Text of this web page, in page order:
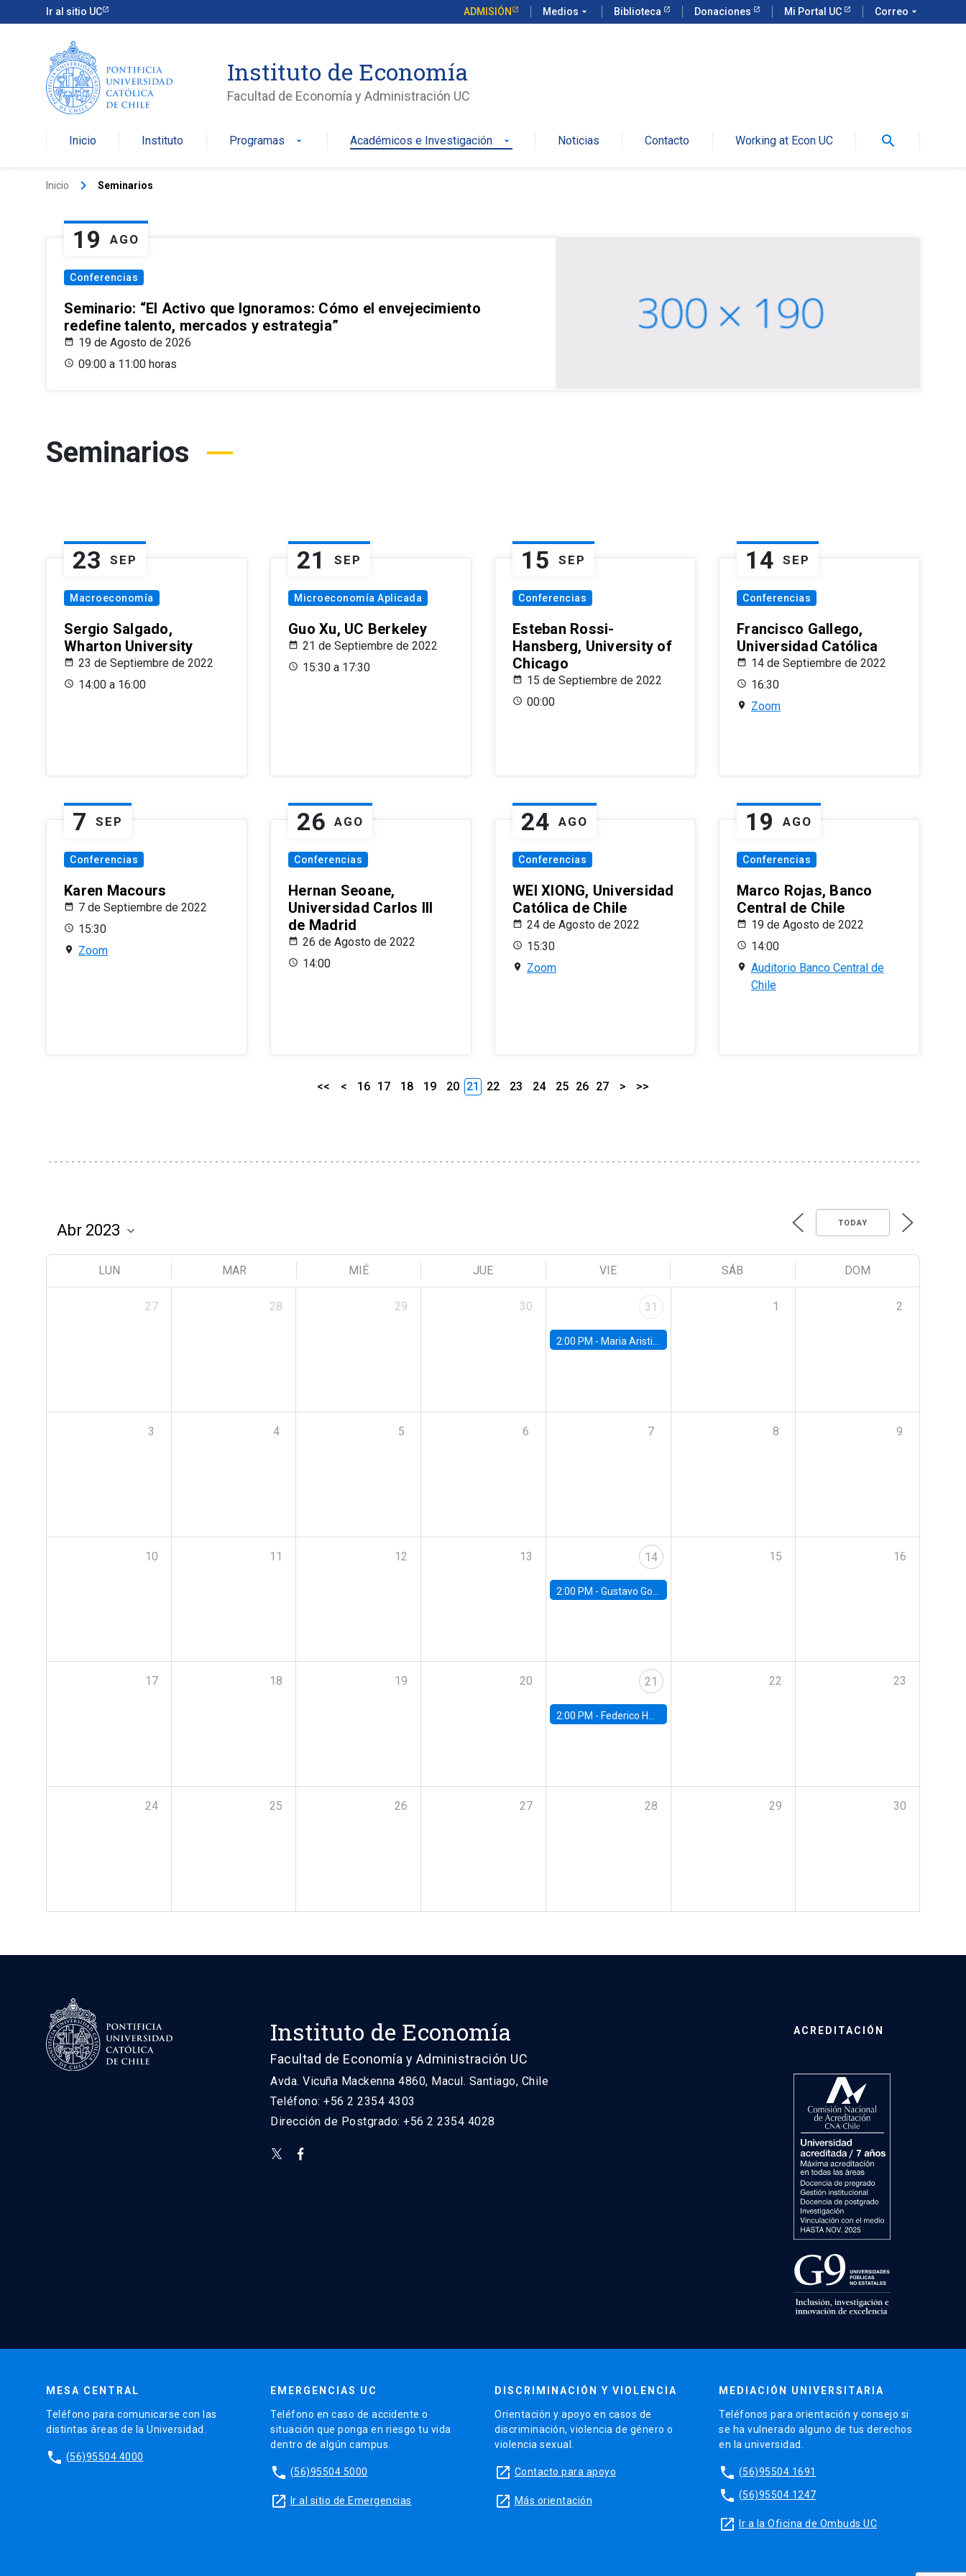
Ir al sitio UC ADMISIÓN Medios arrow_drop_down Biblioteca Donaciones Mi Portal UC Correo arrow_drop_down
Instituto de Economía
Facultad de Economía y Administración UC
Inicio Instituto Programas arrow_drop_down Académicos e Investigación arrow_drop_down Noticias Contacto Working at Econ UC search
Inicio keyboard_arrow_right Seminarios
19 AGO
Conferencias
Seminario: “El Activo que Ignoramos: Cómo el envejecimiento
redefine talento, mercados y estrategia”
19 de Agosto de 2026
09:00 a 11:00 horas
Seminarios
23 SEP
Macroeconomía
Sergio Salgado,
Wharton University
23 de Septiembre de 2022
14:00 a 16:00
21 SEP
Microeconomía Aplicada
Guo Xu, UC Berkeley
21 de Septiembre de 2022
15:30 a 17:30
15 SEP
Conferencias
Esteban Rossi-
Hansberg, University of
Chicago
15 de Septiembre de 2022
00:00
14 SEP
Conferencias
Francisco Gallego,
Universidad Católica
14 de Septiembre de 2022
16:30
Zoom
7 SEP
Conferencias
Karen Macours
7 de Septiembre de 2022
15:30
Zoom
26 AGO
Conferencias
Hernan Seoane,
Universidad Carlos III
de Madrid
26 de Agosto de 2022
14:00
24 AGO
Conferencias
WEI XIONG, Universidad
Católica de Chile
24 de Agosto de 2022
15:30
Zoom
19 AGO
Conferencias
Marco Rojas, Banco
Central de Chile
19 de Agosto de 2022
14:00
Auditorio Banco Central de
Chile
<< < 16 17 18 19 20 21 22 23 24 25 26 27 > >>
TODAY
LUN MAR MIÉ JUE VIE SÁB DOM
27 28 29 30 31
2:00 PM - Maria Aristizabal-Ramirez, FED Board
1 2
3 4 5 6 7 8 9
10 11 12 13 14
2:00 PM - Gustavo González - Banco Central de Chile
15 16
17 18 19 20 21
2:00 PM - Federico Huneeus - Banco Central de Chile
22 23
24 25 26 27 28 29 30
Instituto de Economía
Facultad de Economía y Administración UC
Avda. Vicuña Mackenna 4860, Macul. Santiago, Chile
Teléfono: +56 2 2354 4303
Dirección de Postgrado: +56 2 2354 4028
ACREDITACIÓN
MESA CENTRAL
Teléfono para comunicarse con las
distintas áreas de la Universidad.
phone (56)95504 4000
EMERGENCIAS UC
Teléfono en caso de accidente o
situación que ponga en riesgo tu vida
dentro de algún campus.
phone (56)95504 5000
launch Ir al sitio de Emergencias
DISCRIMINACIÓN Y VIOLENCIA
Orientación y apoyo en casos de
discriminación, violencia de género o
violencia sexual.
launch Contacto para apoyo
launch Más orientación
MEDIACIÓN UNIVERSITARIA
Teléfonos para orientación y consejo si
se ha vulnerado alguno de tus derechos
en la universidad.
phone (56)95504 1691
phone (56)95504 1247
launch Ir a la Oficina de Ombuds UC